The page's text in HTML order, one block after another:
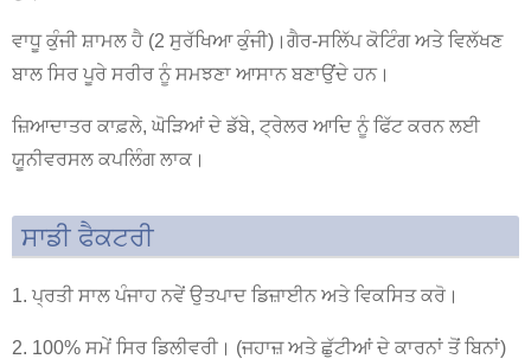
ਵਾਧੂ ਕੁੰਜੀ ਸ਼ਾਮਲ ਹੈ (2 ਸੁਰੱਖਿਆ ਕੁੰਜੀ)।ਗੈਰ-ਸਲਿੱਪ ਕੋਟਿੰਗ ਅਤੇ ਵਿਲੱਖਣ
ਬਾਲ ਸਿਰ ਪੂਰੇ ਸਰੀਰ ਨੂੰ ਸਮਝਣਾ ਆਸਾਨ ਬਣਾਉਂਦੇ ਹਨ।
ਜ਼ਿਆਦਾਤਰ ਕਾਫ਼ਲੇ, ਘੋੜਿਆਂ ਦੇ ਡੱਬੇ, ਟ੍ਰੇਲਰ ਆਦਿ ਨੂੰ ਫਿੱਟ ਕਰਨ ਲਈ
ਯੂਨੀਵਰਸਲ ਕਪਲਿੰਗ ਲਾਕ।
ਸਾਡੀ ਫੈਕਟਰੀ
1. ਪ੍ਰਤੀ ਸਾਲ ਪੰਜਾਹ ਨਵੇਂ ਉਤਪਾਦ ਡਿਜ਼ਾਈਨ ਅਤੇ ਵਿਕਸਿਤ ਕਰੋ।
2. 100% ਸਮੇਂ ਸਿਰ ਡਿਲੀਵਰੀ। (ਜਹਾਜ਼ ਅਤੇ ਛੁੱਟੀਆਂ ਦੇ ਕਾਰਨਾਂ ਤੋਂ ਬਿਨਾਂ)